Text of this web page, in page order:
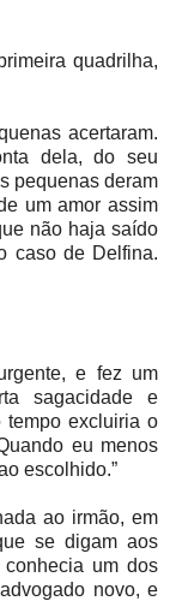
quadrilha,
acertaram.
dela, do seu
pequenas deram
um amor assim
não haja saído
caso de Delfina.
e fez um
sagacidade e
tempo excluiria o
eu menos
escolhido.”
ao irmão, em
se digam aos
um dos
novo, e